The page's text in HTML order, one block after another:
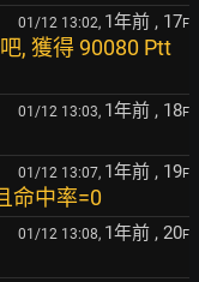
01/12 13:02, 1年前 , 17F
, 獲得 90080 Ptt
01/12 13:03, 1年前 , 18F
01/12 13:07, 1年前 , 19F
命中率=0
01/12 13:08, 1年前 , 20F